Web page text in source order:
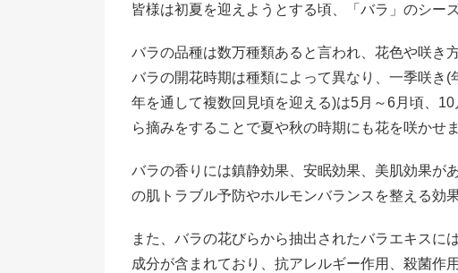
皆様は初夏を迎えようとする頃、「バラ」のシー
バラの品種は数万種類あると言われ、花色や咲き
バラの開花時期は種類によって異なり、一季咲き
年を通して複数回見頃を迎える)は5月～6月頃、
ら摘みをすることで夏や秋の時期にも花を咲かせま
バラの香りには鎮静効果、安眠効果、美肌効果が
の肌トラブル予防やホルモンバランスを整える効
また、バラの花びらから抽出されたバラエキスに
成分が含まれており、抗アレルギー作用、殺菌作